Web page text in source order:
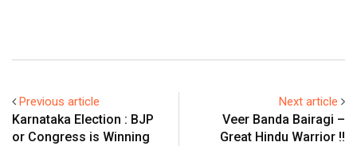
Previous article
Karnataka Election : BJP
or Congress is Winning
Next article
Veer Banda Bairagi –
Great Hindu Warrior !!